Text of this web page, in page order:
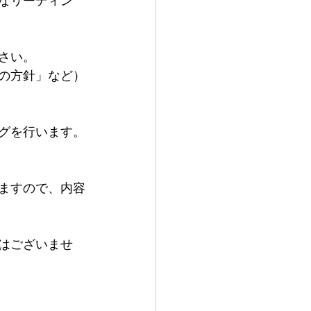
い。
方針」など）
を行います。
すので、内容
ございませ